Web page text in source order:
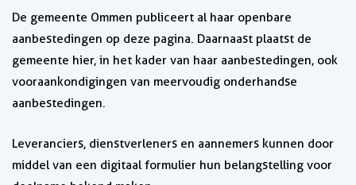
De gemeente Ommen publiceert al haar openbare
aanbestedingen op deze pagina. Daarnaast plaatst de
gemeente hier, in het kader van haar aanbestedingen, ook
vooraankondigingen van meervoudig onderhandse
aanbestedingen.
Leveranciers, dienstverleners en aannemers kunnen door
middel van een digitaal formulier hun belangstelling voor